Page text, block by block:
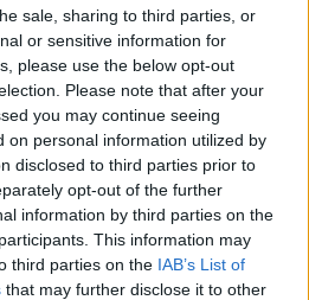
sale, sharing to third parties, or
or sensitive information for
please use the below opt-out
Please note that after your
you may continue seeing
on personal information utilized by
disclosed to third parties prior to
opt-out of the further
information by third parties on the
This information may
third parties on the IAB’s List of
that may further disclose it to other
a különbség a két nagy
mind a biztos
összes megkérdezett
Ipsos által készített
azonban még így is
bár a nygobb párt úgy
táborához vonzani.